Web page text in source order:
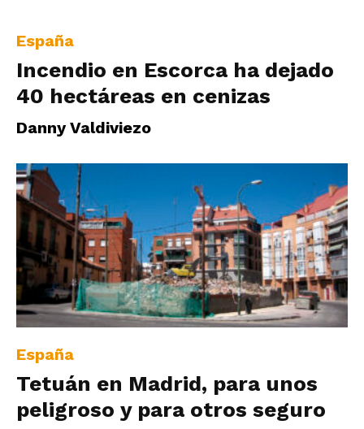
España
Incendio en Escorca ha dejado
40 hectáreas en cenizas
Danny Valdiviezo
España
Tetuán en Madrid, para unos
peligroso y para otros seguro